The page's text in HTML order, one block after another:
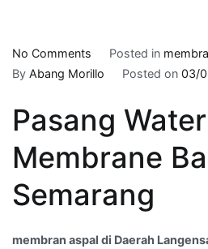
No Comments
membran
di
Daerah
–
Kami
Posted in
By Abang Morillo Posted on 03/
Pasang
Membrane
Semarang
membran aspal di Daerah